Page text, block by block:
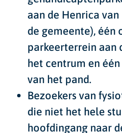
aan de Henrica
de gemeente), één
parkeerterrein aan
het centrum en
van het pand.
Bezoekers van
die niet het hele
hoofdingang naar